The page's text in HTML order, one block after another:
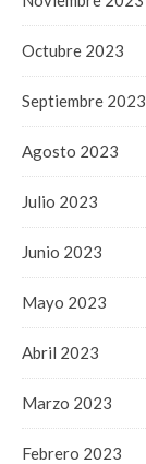
Octubre 2023
Septiembre 2023
Agosto 2023
Julio 2023
Junio 2023
Mayo 2023
Abril 2023
Marzo 2023
Febrero 2023